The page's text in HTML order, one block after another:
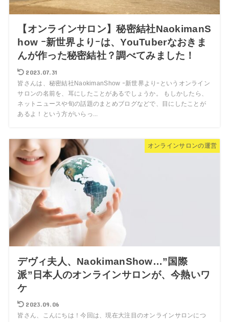
【オンラインサロン】秘密結社NaokimanS
how ｰ新世界よりｰは、YouTuberなおきま
んが作った秘密結社？調べてみました！
2023.07.31
皆さんは、秘密結社NaokimanShow ｰ新世界よりｰというオンライン
サロンの名前を、耳にしたことがあるでしょうか。 もしかしたら、
ネットニュースや旬の話題のまとめブログなどで、目にしたことが
あるよ！という方がいらっ...
オンラインサロンの運営
デヴィ夫人、NaokimanShow…”国際
派”日本人のオンラインサロンが、今熱いワ
ケ
2023.09.06
皆さん、こんにちは！今回は、現在大注目のオンラインサロンにつ